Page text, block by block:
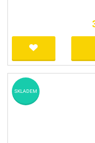
SKLADEM